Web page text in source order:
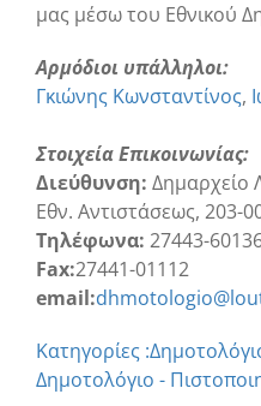
μας μέσω του Εθνικού
Αρμόδιοι υπάλληλοι:
Γκιώνης Κωνσταντίνος
Στοιχεία Επικοινωνίας:
Διεύθυνση: Δημαρχείο
Εθν. Αντιστάσεως, 203-
Τηλέφωνα: 27443-
Fax:27441-01112
email:
Κατηγορίες :
Δημοτολόγιο -